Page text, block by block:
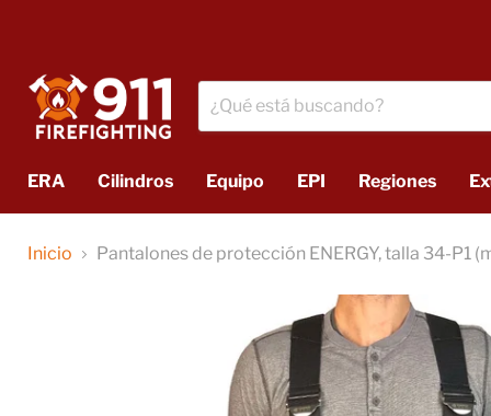
ERA Cilindros Equipo EPI Regiones
Inicio Pantalones de protección ENERGY, talla 34-P1